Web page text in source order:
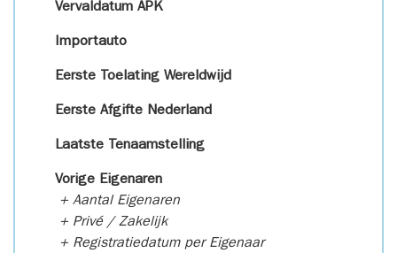
Vervaldatum APK
Importauto
Eerste Toelating Wereldwijd
Eerste Afgifte Nederland
Laatste Tenaamstelling
Vorige Eigenaren
+ Aantal Eigenaren
+ Privé / Zakelijk
+ Registratiedatum per Eigenaar